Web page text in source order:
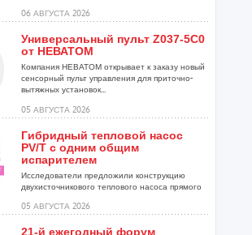
06 АВГУСТА 2026
Универсальный пульт Z037-5C0
от НЕВАТОМ
Компания НЕВАТОМ открывает к заказу новый
сенсорный пульт управления для приточно-
вытяжных установок...
05 АВГУСТА 2026
Гибридный тепловой насос
PV/T с одним общим
испарителем
Исследователи предложили конструкцию
двухисточникового теплового насоса прямого
05 АВГУСТА 2026
21-й ежегодный форум